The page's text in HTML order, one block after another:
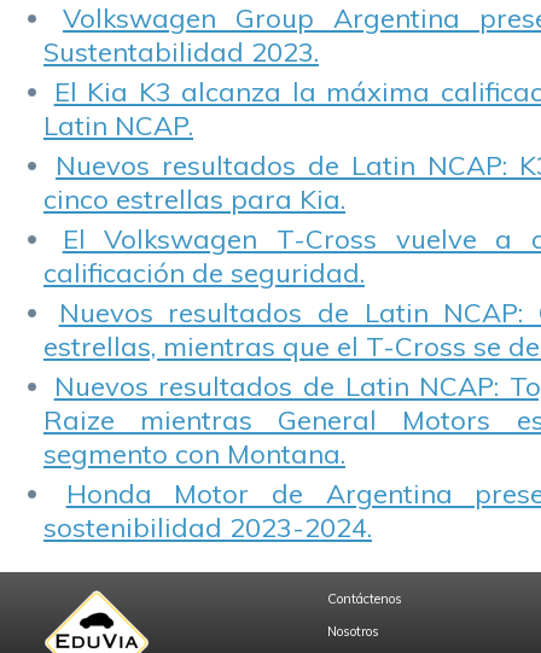
Volkswagen Group Argentina
Sustentabilidad 2023.
El Kia K3 alcanza la máxima
Latin NCAP.
Nuevos resultados de Latin NCAP:
cinco estrellas para Kia.
El Volkswagen T-Cross vuelve a
calificación de seguridad.
Nuevos resultados de Latin NCAP:
estrellas, mientras que el T-Cross se
Nuevos resultados de Latin NCAP:
Raize mientras General Motors
segmento con Montana.
Honda Motor de Argentina
sostenibilidad 2023-2024.
Contáctenos
Nosotros